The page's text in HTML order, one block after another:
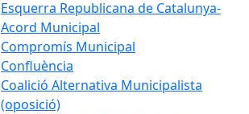
Esquerra Republicana de Catalunya-
Acord Municipal
Compromís Municipal
Confluència
Coalició Alternativa Municipalista
(oposició)